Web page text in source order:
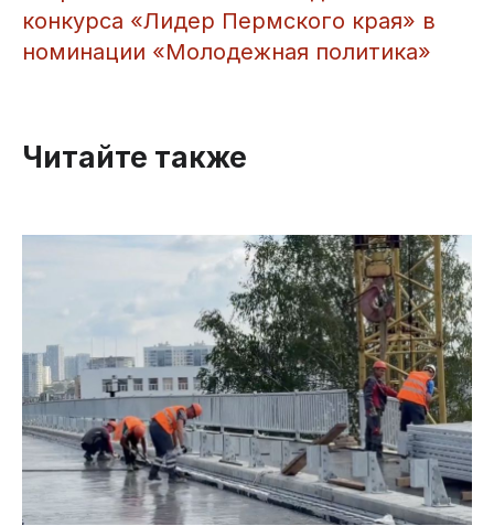
конкурса «Лидер Пермского края» в
номинации «Молодежная политика»
Читайте также